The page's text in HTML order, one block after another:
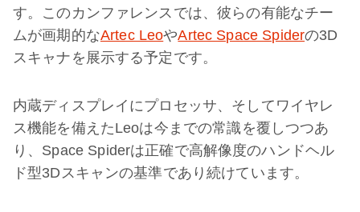
す。このカンファレンスでは、彼らの有能なチー
ムが画期的なArtec LeoやArtec Space Spiderの3D
スキャナを展示する予定です。
内蔵ディスプレイにプロセッサ、そしてワイヤレ
ス機能を備えたLeoは今までの常識を覆しつつあ
り、Space Spiderは正確で高解像度のハンドヘル
ド型3Dスキャンの基準であり続けています。